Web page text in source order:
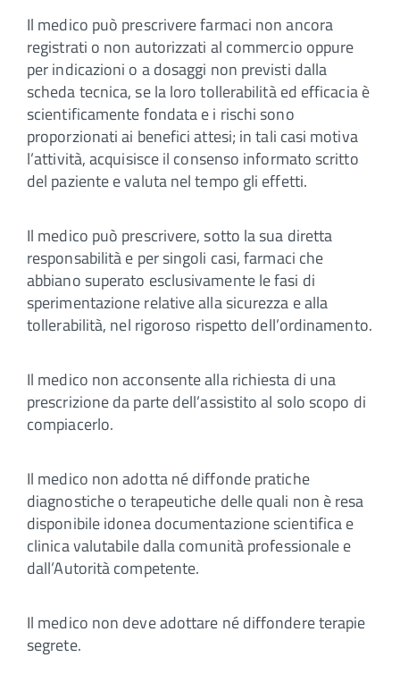
Il medico può prescrivere farmaci non ancora
registrati o non autorizzati al commercio oppure
per indicazioni o a dosaggi non previsti dalla
scheda tecnica, se la loro tollerabilità ed efficacia è
scientificamente fondata e i rischi sono
proporzionati ai benefici attesi; in tali casi motiva
l’attività, acquisisce il consenso informato scritto
del paziente e valuta nel tempo gli effetti.
Il medico può prescrivere, sotto la sua diretta
responsabilità e per singoli casi, farmaci che
abbiano superato esclusivamente le fasi di
sperimentazione relative alla sicurezza e alla
tollerabilità, nel rigoroso rispetto dell’ordinamento.
Il medico non acconsente alla richiesta di una
prescrizione da parte dell’assistito al solo scopo di
compiacerlo.
Il medico non adotta né diffonde pratiche
diagnostiche o terapeutiche delle quali non è resa
disponibile idonea documentazione scientifica e
clinica valutabile dalla comunità professionale e
dall’Autorità competente.
Il medico non deve adottare né diffondere terapie
segrete.